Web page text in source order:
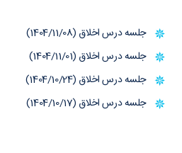
جلسه درس اخلاق (1404/11/08)
جلسه درس اخلاق (1404/11/01)
جلسه درس اخلاق (1404/10/24)
جلسه درس اخلاق (1404/10/17)